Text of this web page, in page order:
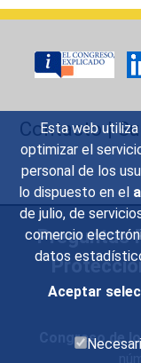
Esta web
optimizar el
personal de los
lo dispuesto en el
de julio, de
comercio
datos
Aceptar
Contacto|
Preguntas
Congreso de